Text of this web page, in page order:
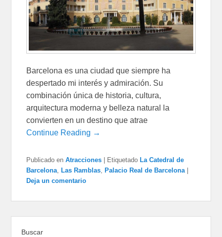
Barcelona es una ciudad que siempre ha
despertado mi interés y admiración. Su
combinación única de historia, cultura,
arquitectura moderna y belleza natural la
convierten en un destino que atrae
Continue Reading →
Publicado en Atracciones Etiquetado La Catedral de
Barcelona, Las Ramblas, Palacio Real de Barcelona
Deja un comentario
Buscar